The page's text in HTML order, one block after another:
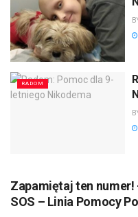
RADOM
Zapamiętaj ten numer!
SOS – Linia Pomocy